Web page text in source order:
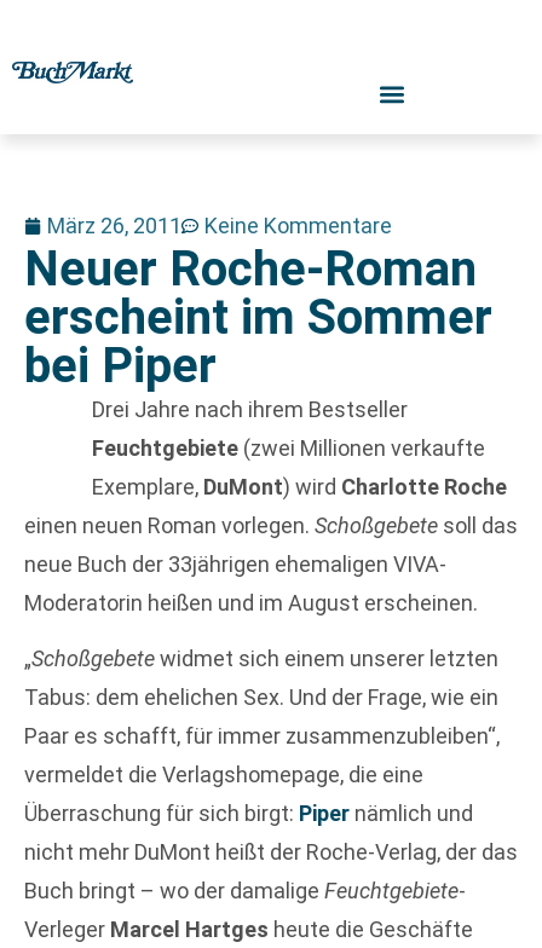
März 26, 2011 Keine Kommentare
Neuer Roche-Roman
erscheint im Sommer
bei Piper
Drei Jahre nach ihrem Bestseller
Feuchtgebiete (zwei Millionen verkaufte
Exemplare, DuMont) wird Charlotte Roche
einen neuen Roman vorlegen. Schoßgebete soll das
neue Buch der 33jährigen ehemaligen VIVA-
Moderatorin heißen und im August erscheinen.
„Schoßgebetewidmet sich einem unserer letzten
Tabus: dem ehelichen Sex. Und der Frage, wie ein
Paar es schafft, für immer zusammenzubleiben“,
vermeldet die Verlagshomepage, die eine
Überraschung für sich birgt: Piper nämlich und
nicht mehr DuMont heißt der Roche-Verlag, der das
Buch bringt – wo der damalige Feuchtgebiete-
Verleger Marcel Hartges heute die Geschäfte